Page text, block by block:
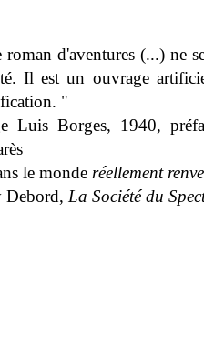
roman d'aventures (...) ne
Il est un ouvrage
"
Luis Borges, 1940,
le monde réellement
Debord, La Société du